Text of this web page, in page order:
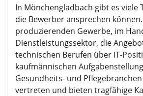
In Mönchengladbach gibt es viele
die Bewerber ansprechen
produzierenden Gewerbe, im
Dienstleistungssektor, die
technischen Berufen über IT-
kaufmännischen
Gesundheits- und
vertreten und bieten tragfähige